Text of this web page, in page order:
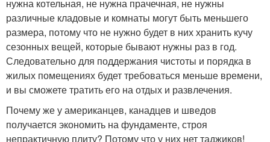
нужна котельная, не нужна прачечная, не нужны
различные кладовые и комнаты могут быть меньшего
размера, потому что не нужно будет в них хранить кучу
сезонных вещей, которые бывают нужны раз в год.
Следовательно для поддержания чистоты и порядка в
жилых помещениях будет требоваться меньше времени,
и вы сможете тратить его на отдых и развлечения.
Почему же у американцев, канадцев и шведов
получается экономить на фундаменте, строя
непрактичную плиту? Потому что у них нет таджиков!